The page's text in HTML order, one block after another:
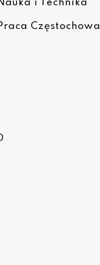
Nauka i Technika
Częstochowa